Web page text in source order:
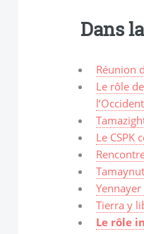
Dans
Réunion
Le rôle
l’Occident
Le CSPK
Yennayer
Tierra y
Le rôle